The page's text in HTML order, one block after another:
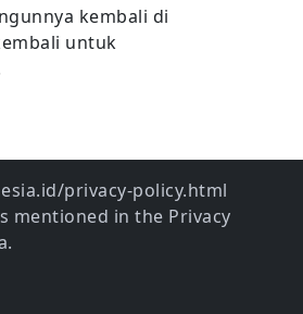
kembali di
untuk
privacy-policy.html
mentioned in the Privacy